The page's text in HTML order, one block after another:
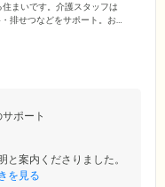
まいです。介護スタッフは
排せつなどをサポート。お部
ペースでご使用が可能で
い。また、当ホームでは介
ポート
案内くださりました。
を見る